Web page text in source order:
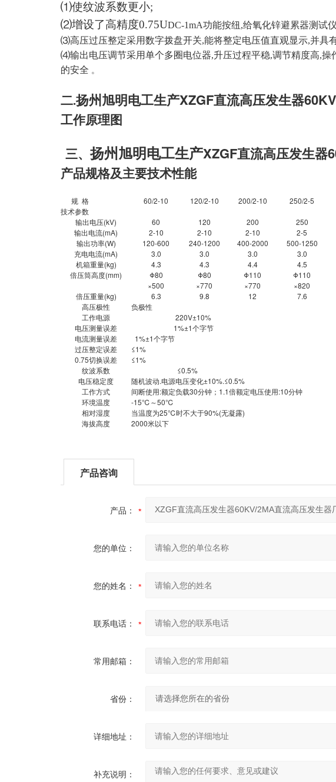
⑴使纹波系数更小;
⑵增设了高精度0.75UDC-1mA功能按纽,给氧化锌避累器测试
⑶高压过压整定采用数字拨盘开关,能将整定电压值直观显示,并具
⑷输出电压调节采用单个多圈电位器,升压过程平稳,调节精度高,
的安全 。
二.扬州旭明电工生产XZGF直流高压发生器
工作原理图
三、扬州旭明电工生产XZGF直流高压发生器
产品规格及主要技术性能
规 格
技术参数
60/2-10 120/2-10 200/2-10 250/2-5
输出电压(kV)
60 120 200 250
输出电流(mA) 2-10 2-10 2-10 2-5
输出功率(W)
120-600 240-1200 400-2000 500-1250
充电电流(mA)
3.0 3.0 3.0 3.0
机箱重量(kg)
4.3 4.3 4.4 4.5
倍压筒高度(mm)
Φ80
×500
Φ80
×770
Φ110
×770
Φ110
×820
倍压重量(kg)
6.3 9.8 12 7.6
高压极性
负极性
工作电源
220V±10%
电压测量误差
1%±1个字节
电流测量误差
1%±1个字节
过压整定误差
≤1%
0.75切换误差
≤1%
纹波系数
≤0.5%
电压稳定度
随机波动.电源电压变化±10%.≤0.5%
工作方式
间断使用:额定负载30分钟；1.1倍额定电压使用:10分钟
环境温度
-15℃～50℃
相对湿度
当温度为25℃时不大于90%(无凝露)
海拔高度
2000米以下
产品咨询
产品：
您的单位：
您的姓名：
联系电话：
常用邮箱：
省份：
详细地址：
补充说明：